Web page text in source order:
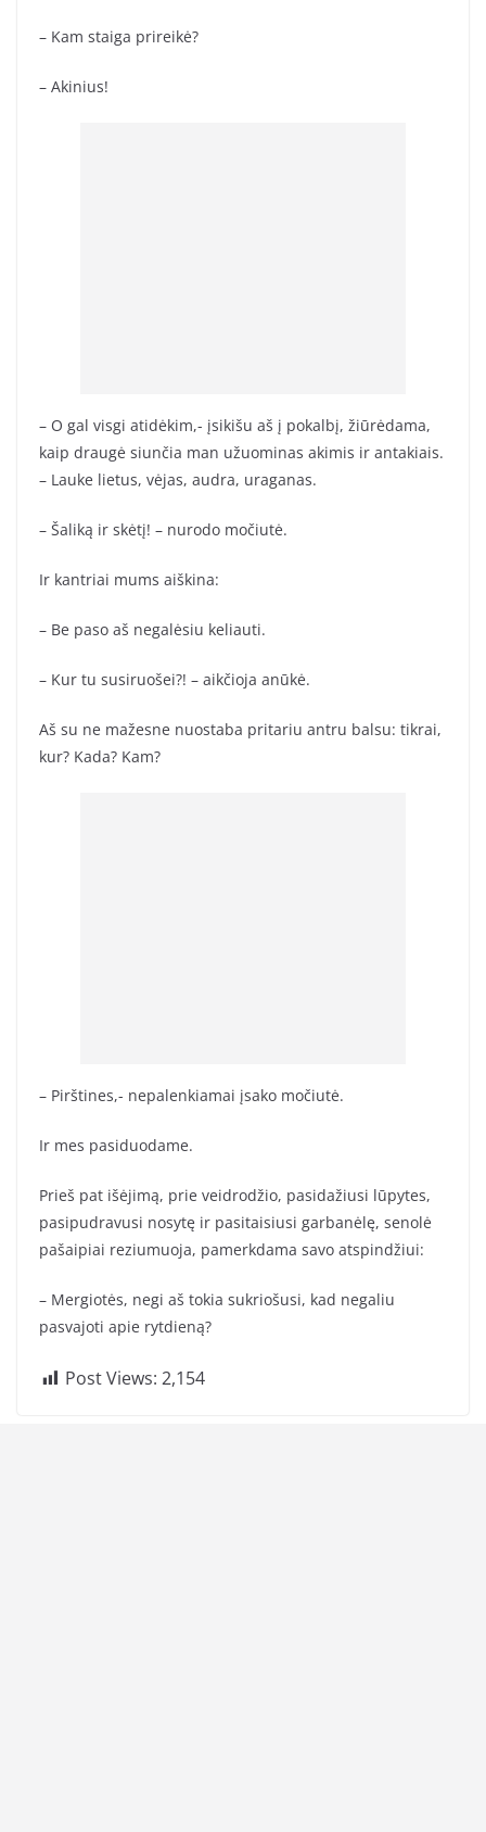
– Kam staiga prireikė?
– Akinius!
– O gal visgi atidėkim,- įsikišu aš į pokalbį, žiūrėdama,
kaip draugė siunčia man užuominas akimis ir antakiais.
– Lauke lietus, vėjas, audra, uraganas.
– Šaliką ir skėtį! – nurodo močiutė.
Ir kantriai mums aiškina:
– Be paso aš negalėsiu keliauti.
– Kur tu susiruošei?! – aikčioja anūkė.
Aš su ne mažesne nuostaba pritariu antru balsu: tikrai,
kur? Kada? Kam?
– Pirštines,- nepalenkiamai įsako močiutė.
Ir mes pasiduodame.
Prieš pat išėjimą, prie veidrodžio, pasidažiusi lūpytes,
pasipudravusi nosytę ir pasitaisiusi garbanėlę, senolė
pašaipiai reziumuoja, pamerkdama savo atspindžiui:
– Mergiotės, negi aš tokia sukriošusi, kad negaliu
pasvajoti apie rytdieną?
Post Views: 2,154